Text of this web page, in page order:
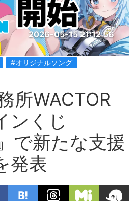
2026-05-15 21:12:56
#オリジナルソング
所WACTOR
ンくじ
で新たな支援
発表